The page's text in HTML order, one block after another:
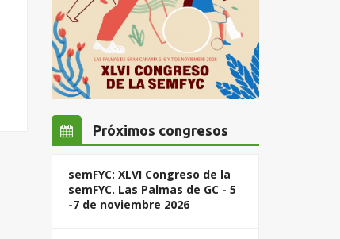
Próximos congresos
semFYC: XLVI Congreso de la
semFYC. Las Palmas de GC - 5
-7 de noviembre 2026